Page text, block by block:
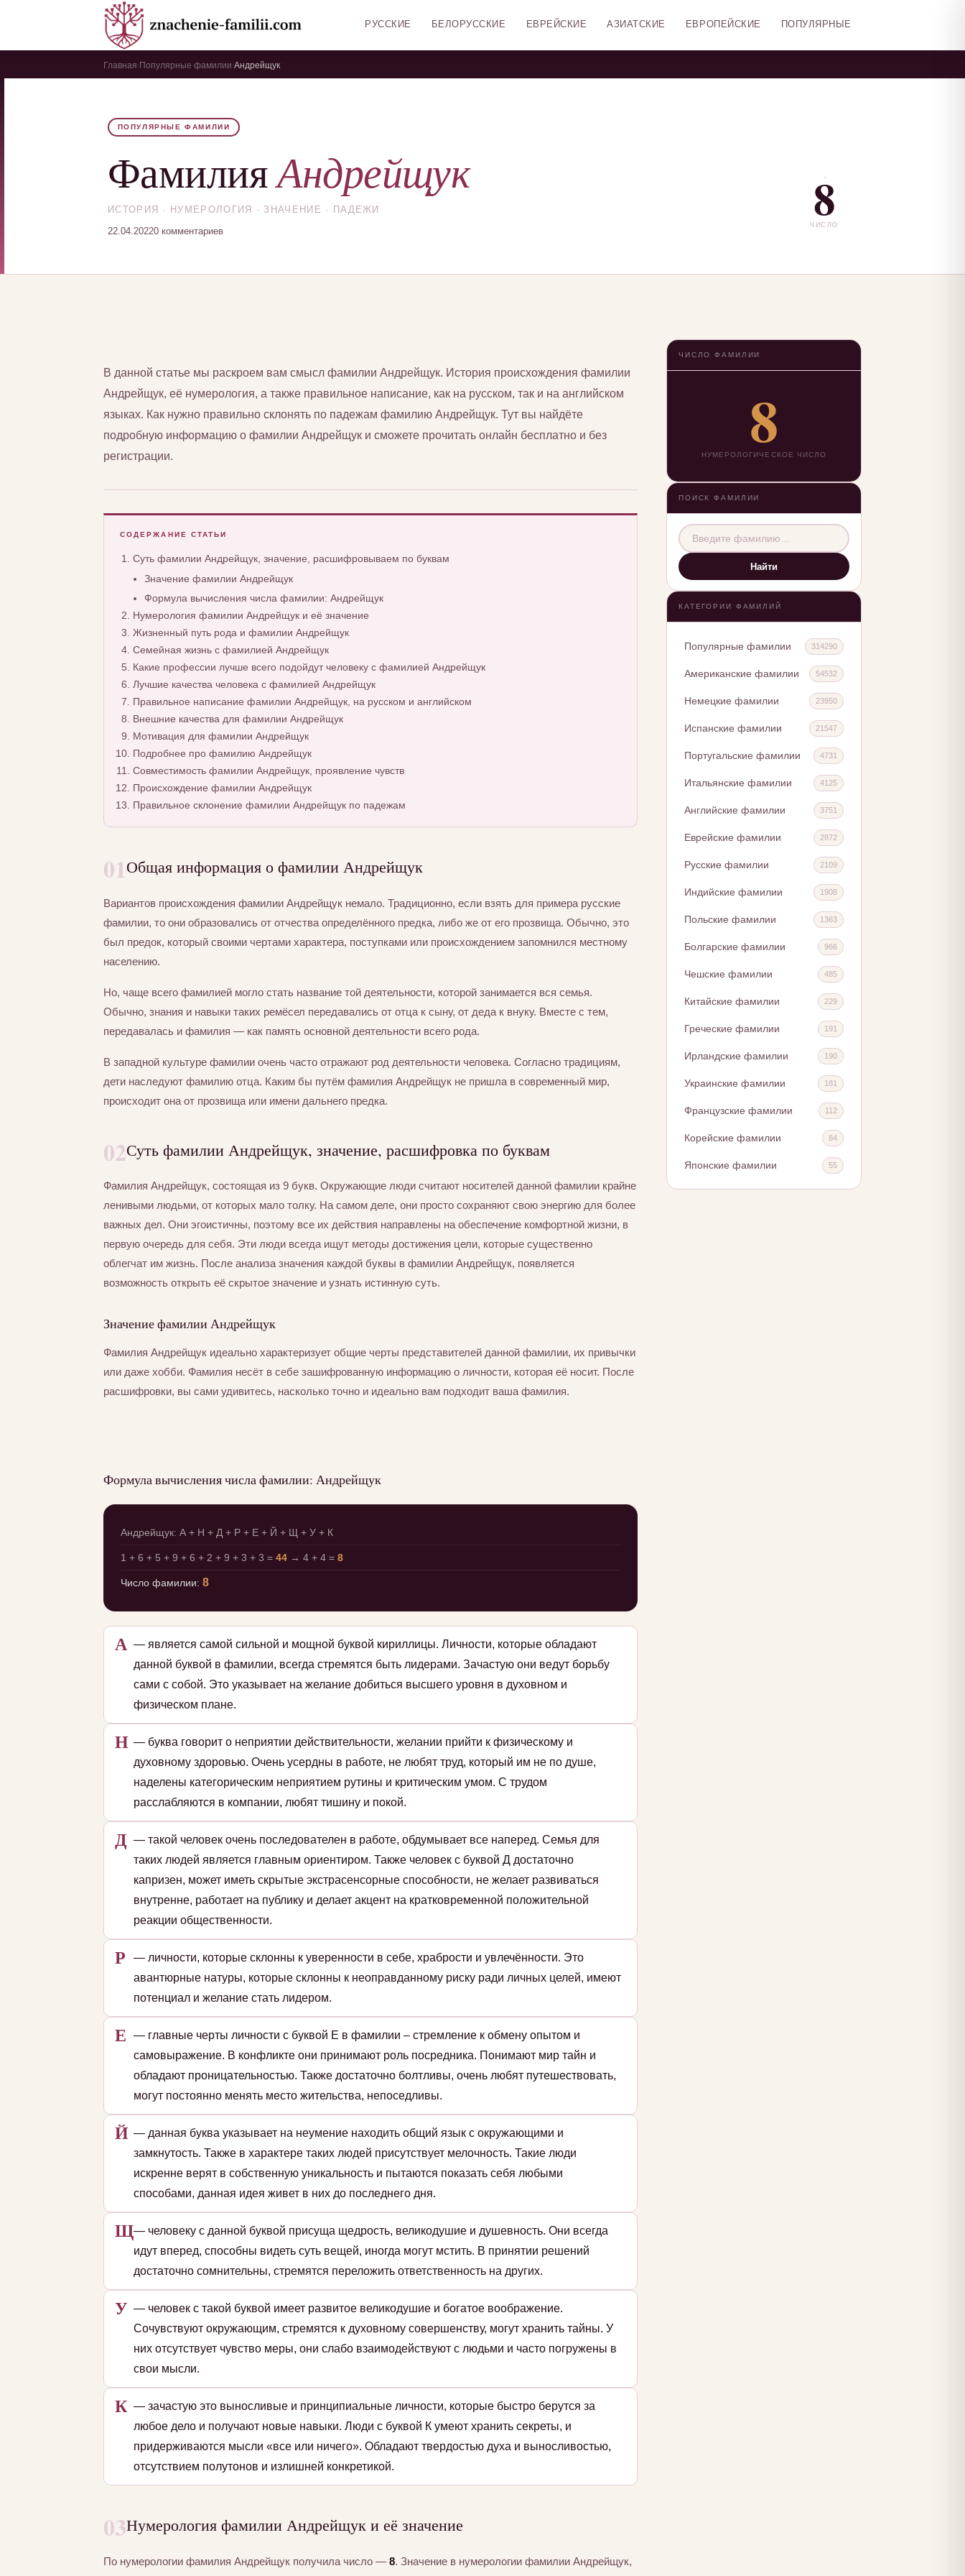
РУССКИЕ БЕЛОРУССКИЕ ЕВРЕЙСКИЕ АЗИАТСКИЕ ЕВРОПЕЙСКИЕ ПОПУЛЯРНЫЕ
Главная Популярные фамилии Андрейщук
ПОПУЛЯРНЫЕ ФАМИЛИИ
ФамилияАндрейщук
ИСТОРИЯ · НУМЕРОЛОГИЯ · ЗНАЧЕНИЕ · ПАДЕЖИ
22.04.20220 комментариев
8
ЧИСЛО
В данной статье мы раскроем вам смысл фамилии Андрейщук. История происхождения фамилии
Андрейщук, её нумерология, а также правильное написание, как на русском, так и на английском
языках. Как нужно правильно склонять по падежам фамилию Андрейщук. Тут вы найдёте
подробную информацию о фамилии Андрейщук и сможете прочитать онлайн бесплатно и без
регистрации.
СОДЕРЖАНИЕ СТАТЬИ
Суть фамилии Андрейщук, значение, расшифровываем по буквам
Значение фамилии Андрейщук
Формула вычисления числа фамилии: Андрейщук
Нумерология фамилии Андрейщук и её значение
Жизненный путь рода и фамилии Андрейщук
Семейная жизнь с фамилией Андрейщук
Какие профессии лучше всего подойдут человеку с фамилией Андрейщук
Лучшие качества человека с фамилией Андрейщук
Правильное написание фамилии Андрейщук, на русском и английском
Внешние качества для фамилии Андрейщук
Мотивация для фамилии Андрейщук
Подробнее про фамилию Андрейщук
Совместимость фамилии Андрейщук, проявление чувств
Происхождение фамилии Андрейщук
Правильное склонение фамилии Андрейщук по падежам
01Общая информация о фамилии Андрейщук
Вариантов происхождения фамилии Андрейщук немало. Традиционно, если взять для примера русские
фамилии, то они образовались от отчества определённого предка, либо же от его прозвища. Обычно, это
был предок, который своими чертами характера, поступками или происхождением запомнился местному
населению.
Но, чаще всего фамилией могло стать название той деятельности, которой занимается вся семья.
Обычно, знания и навыки таких ремёсел передавались от отца к сыну, от деда к внуку. Вместе с тем,
передавалась и фамилия — как память основной деятельности всего рода.
В западной культуре фамилии очень часто отражают род деятельности человека. Согласно традициям,
дети наследуют фамилию отца. Каким бы путём фамилия Андрейщук не пришла в современный мир,
происходит она от прозвища или имени дальнего предка.
02Суть фамилии Андрейщук, значение, расшифровка по буквам
Фамилия Андрейщук, состоящая из 9 букв. Окружающие люди считают носителей данной фамилии крайне
ленивыми людьми, от которых мало толку. На самом деле, они просто сохраняют свою энергию для более
важных дел. Они эгоистичны, поэтому все их действия направлены на обеспечение комфортной жизни, в
первую очередь для себя. Эти люди всегда ищут методы достижения цели, которые существенно
облегчат им жизнь. После анализа значения каждой буквы в фамилии Андрейщук, появляется
возможность открыть её скрытое значение и узнать истинную суть.
Значение фамилии Андрейщук
Фамилия Андрейщук идеально характеризует общие черты представителей данной фамилии, их привычки
или даже хобби. Фамилия несёт в себе зашифрованную информацию о личности, которая её носит. После
расшифровки, вы сами удивитесь, насколько точно и идеально вам подходит ваша фамилия.
Формула вычисления числа фамилии: Андрейщук
Андрейщук: А + Н + Д + Р + Е + Й + Щ + У + К
1 + 6 + 5 + 9 + 6 + 2 + 9 + 3 + 3 = 44 → 4 + 4 = 8
Число фамилии: 8
А — является самой сильной и мощной буквой кириллицы. Личности, которые обладают
данной буквой в фамилии, всегда стремятся быть лидерами. Зачастую они ведут борьбу
сами с собой. Это указывает на желание добиться высшего уровня в духовном и
физическом плане.
Н — буква говорит о неприятии действительности, желании прийти к физическому и
духовному здоровью. Очень усердны в работе, не любят труд, который им не по душе,
наделены категорическим неприятием рутины и критическим умом. С трудом
расслабляются в компании, любят тишину и покой.
Д — такой человек очень последователен в работе, обдумывает все наперед. Семья для
таких людей является главным ориентиром. Также человек с буквой Д достаточно
капризен, может иметь скрытые экстрасенсорные способности, не желает развиваться
внутренне, работает на публику и делает акцент на кратковременной положительной
реакции общественности.
Р
— личности, которые склонны к уверенности в себе, храбрости и увлечённости. Это
авантюрные натуры, которые склонны к неоправданному риску ради личных целей, имеют
потенциал и желание стать лидером.
Е
— главные черты личности с буквой Е в фамилии – стремление к обмену опытом и
самовыражение. В конфликте они принимают роль посредника. Понимают мир тайн и
обладают проницательностью. Также достаточно болтливы, очень любят путешествовать,
могут постоянно менять место жительства, непоседливы.
Й — данная буква указывает на неумение находить общий язык с окружающими и
замкнутость. Также в характере таких людей присутствует мелочность. Такие люди
искренне верят в собственную уникальность и пытаются показать себя любыми
способами, данная идея живет в них до последнего дня.
Щ— человеку с данной буквой присуща щедрость, великодушие и душевность. Они всегда
идут вперед, способны видеть суть вещей, иногда могут мстить. В принятии решений
достаточно сомнительны, стремятся переложить ответственность на других.
У — человек с такой буквой имеет развитое великодушие и богатое воображение.
Сочувствуют окружающим, стремятся к духовному совершенству, могут хранить тайны. У
них отсутствует чувство меры, они слабо взаимодействуют с людьми и часто погружены в
свои мысли.
К — зачастую это выносливые и принципиальные личности, которые быстро берутся за
любое дело и получают новые навыки. Люди с буквой К умеют хранить секреты, и
придерживаются мысли «все или ничего». Обладают твердостью духа и выносливостью,
отсутствием полутонов и излишней конкретикой.
03Нумерология фамилии Андрейщук и её значение
По нумерологии фамилия Андрейщук получила число — 8. Значение в нумерологии фамилии Андрейщук,
ЧИСЛО ФАМИЛИИ
8
НУМЕРОЛОГИЧЕСКОЕ ЧИСЛО
ПОИСК ФАМИЛИИ
Найти
КАТЕГОРИИ ФАМИЛИЙ
Популярные фамилии 314290
Американские фамилии 54532
Немецкие фамилии 23950
Испанские фамилии 21547
Португальские фамилии 4731
Итальянские фамилии 4125
Английские фамилии 3751
Еврейские фамилии 2872
Русские фамилии 2109
Индийские фамилии 1908
Польские фамилии 1363
Болгарские фамилии 966
Чешские фамилии 485
Китайские фамилии 229
Греческие фамилии 191
Ирландские фамилии 190
Украинские фамилии 181
Французские фамилии 112
Корейские фамилии 84
Японские фамилии 55